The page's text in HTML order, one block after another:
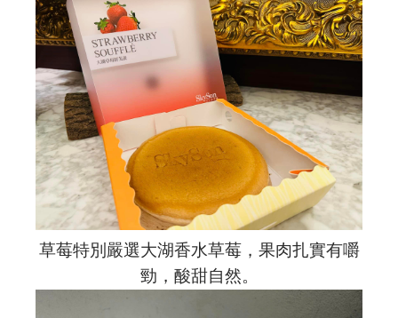
草莓特別嚴選大湖香水草莓，果肉扎實有嚼
勁，酸甜自然。